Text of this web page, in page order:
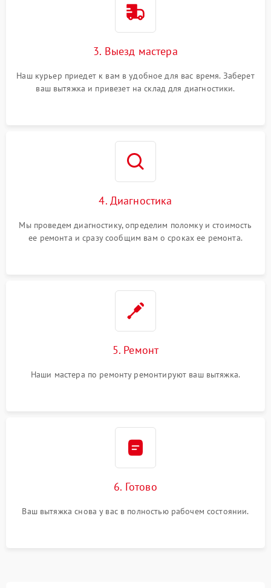
3. Выезд мастера
Наш курьер приедет к вам в удобное для вас время. Заберет
ваш вытяжка и привезет на склад для диагностики.
4. Диагностика
Мы проведем диагностику, определим поломку и стоимость
ее ремонта и сразу сообщим вам о сроках ее ремонта.
5. Ремонт
Наши мастера по ремонту ремонтируют ваш вытяжка.
6. Готово
Ваш вытяжка снова у вас в полностью рабочем состоянии.